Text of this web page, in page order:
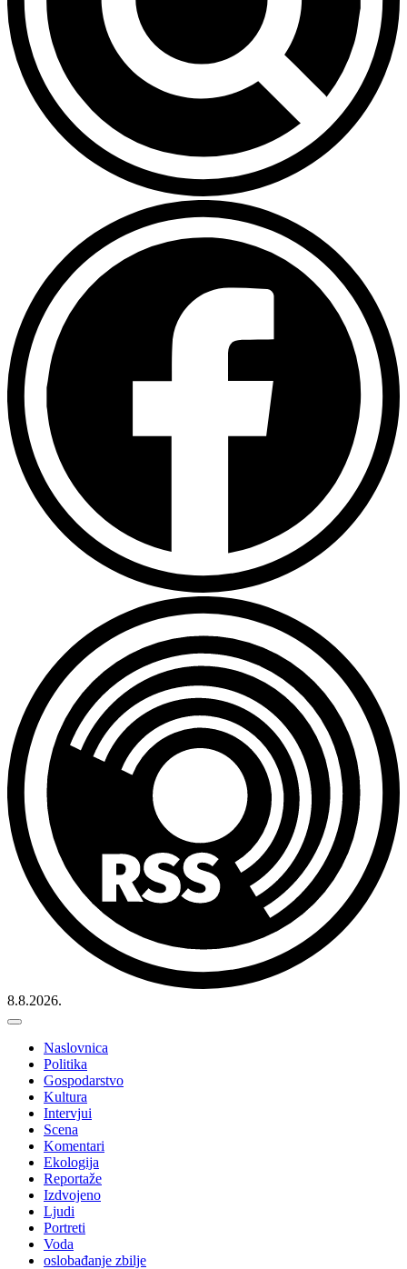
8.8.2026.
Naslovnica
Politika
Gospodarstvo
Kultura
Intervjui
Scena
Komentari
Ekologija
Reportaže
Izdvojeno
Ljudi
Portreti
Voda
oslobađanje zbilje